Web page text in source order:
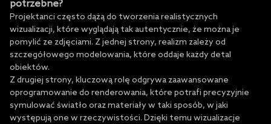
potrzebne?
Projektanci często dążą do tworzenia realistycznych
wizualizacji, które wyglądają tak autentycznie, że można je
pomylić ze zdjęciami. Z jednej strony, realizm zależy od
szczegółowego modelowania, które oddaje każdy detal
obiektów.
Z drugiej strony, kluczową rolę odgrywa zaawansowane
oprogramowanie do renderowania, które potrafi precyzyjnie
symulować światło oraz materiały w taki sposób, w jaki
występują one w rzeczywistości. Dzięki temu wizualizacje